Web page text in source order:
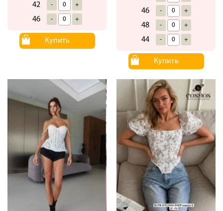
42 - +
46 - +
Купить
46 - +
48 - +
44 - +
Купить